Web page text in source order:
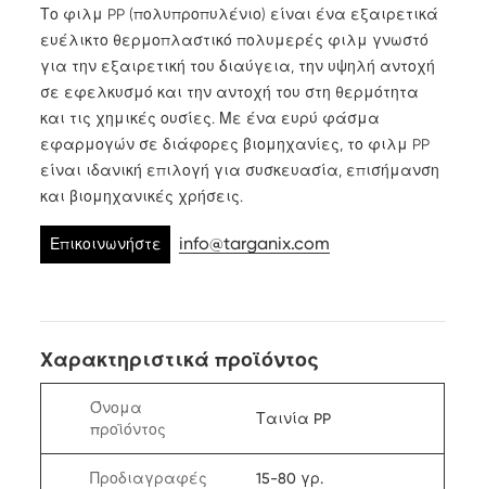
Το φιλμ PP (πολυπροπυλένιο) είναι ένα εξαιρετικά
ευέλικτο θερμοπλαστικό πολυμερές φιλμ γνωστό
για την εξαιρετική του διαύγεια, την υψηλή αντοχή
σε εφελκυσμό και την αντοχή του στη θερμότητα
και τις χημικές ουσίες. Με ένα ευρύ φάσμα
εφαρμογών σε διάφορες βιομηχανίες, το φιλμ PP
είναι ιδανική επιλογή για συσκευασία, επισήμανση
και βιομηχανικές χρήσεις.
Επικοινωνήστε info@targanix.com
Χαρακτηριστικά προϊόντος
Όνομα
προϊόντος
Ταινία PP
Προδιαγραφές 15-80 γρ.